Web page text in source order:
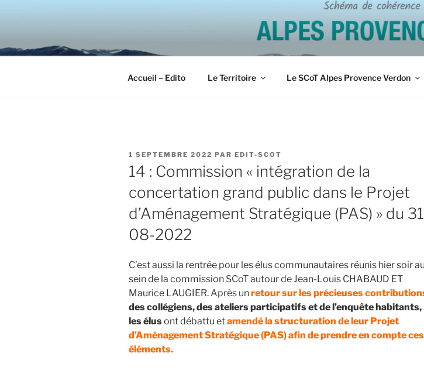
principal
SCOT ALPES
Accueil – Edito Le Territoire Le SCoT Alpes Provence Verdon
PUBLIÉ
LE
1 SEPTEMBRE 2022 PAR EDIT-SCOT
14 : Commission « intégration de la
concertation grand public dans le Projet
d’Aménagement Stratégique (PAS) » du
08-2022
C’est aussi la rentrée pour les élus communautaires réunis hier soir au
sein de la commission SCoT autour de Jean-Louis CHABAUD ET
Maurice LAUGIER. Après unretour sur les précieuses
des collégiens, des ateliers participatifs et de l’enquête habitants,
les élusont débattu etamendé la structuration de leur Projet
d’Aménagement Stratégique (PAS) afin de prendre en compte ces
éléments.